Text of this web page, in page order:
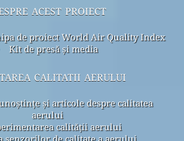
acest proiect
de proiect World Air Quality Index
Kit de presă și media
calitatii aerului
și articole despre calitatea
aerului
calității aerului